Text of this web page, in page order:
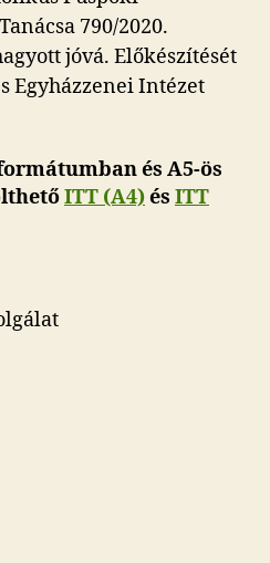
790/2020.
jóvá. Előkészítését
Egyházzenei Intézet
és A5-ös
ITT (A4)és ITT